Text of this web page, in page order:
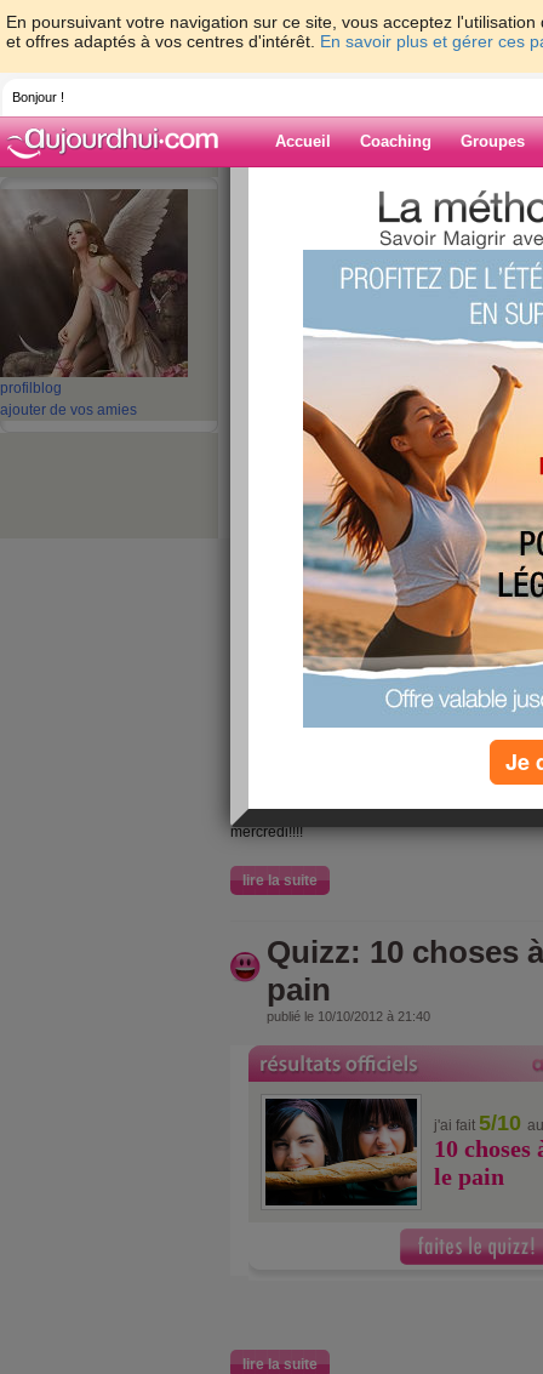
En poursuivant votre navigation sur ce site, vous acceptez
et offres adaptés à vos centres d'intérêt. En savoir plus et gérer ces
Bonjour !
Accueil Coaching Groupes
profil blog
ajouter de vos amies
>
Blog de gouiri
‹ Préc. 1 2 3 4 5
MIAM, UN
publié le 12/10/2012 à 19:14
A midi petit restaurant super, un petit
chéri!!! venez!!! il inaugure ce soir son
je ne peux pas m'y rendre!!!donc
lire la suite
JOURNEE DES
Voilà mes repas en ce jour des enfants!!! plus
mercredi!!!!
lire la suite
Quizz: 10 choses
pain
publié le 10/10/2012 à 21:40
j'ai fait 5/10
10
le pain
lire la suite
Je